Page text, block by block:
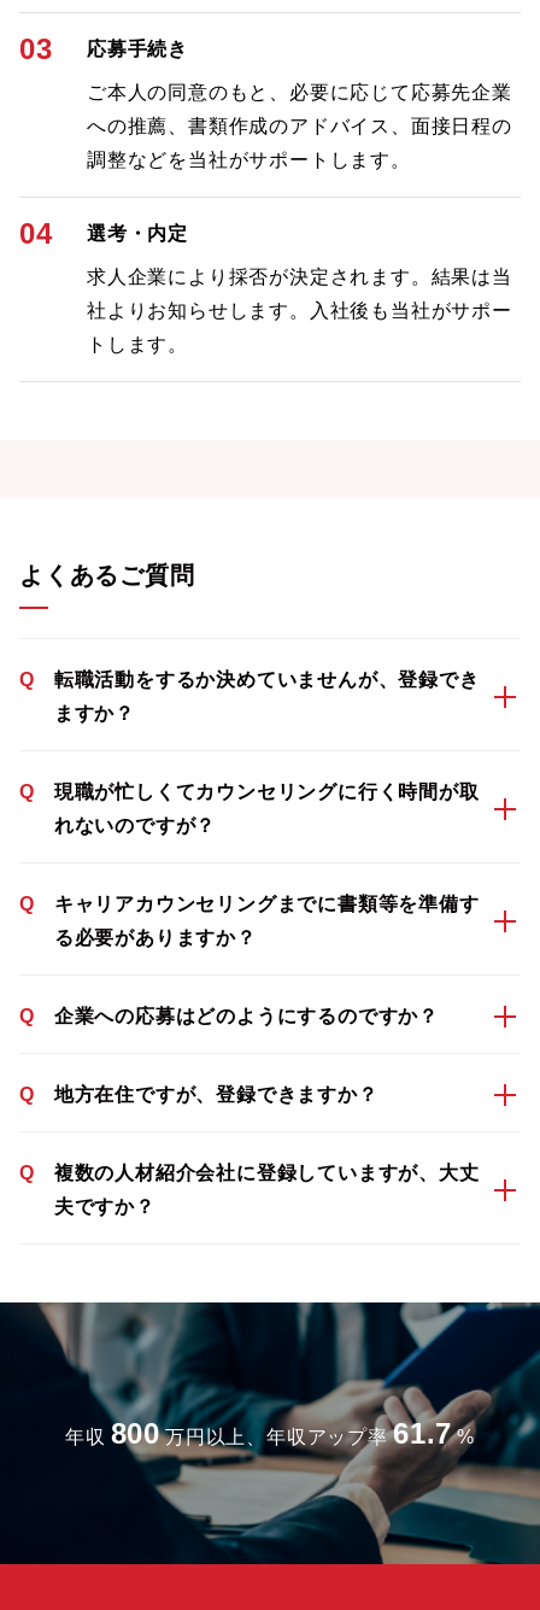
03 応募手続き
ご本人の同意のもと、必要に応じて応募先企業
への推薦、書類作成のアドバイス、面接日程の
調整などを当社がサポートします。
04 選考・内定
求人企業により採否が決定されます。結果は当
社よりお知らせします。入社後も当社がサポー
トします。
よくあるご質問
Q
転職活動をするか決めていませんが、登録でき
ますか？
Q
現職が忙しくてカウンセリングに行く時間が取
れないのですが？
Q
キャリアカウンセリングまでに書類等を準備す
る必要がありますか？
Q 企業への応募はどのようにするのですか？
Q 地方在住ですが、登録できますか？
Q
複数の人材紹介会社に登録していますが、大丈
夫ですか？
年収 800 万円以上、年収アップ率 61.7 %